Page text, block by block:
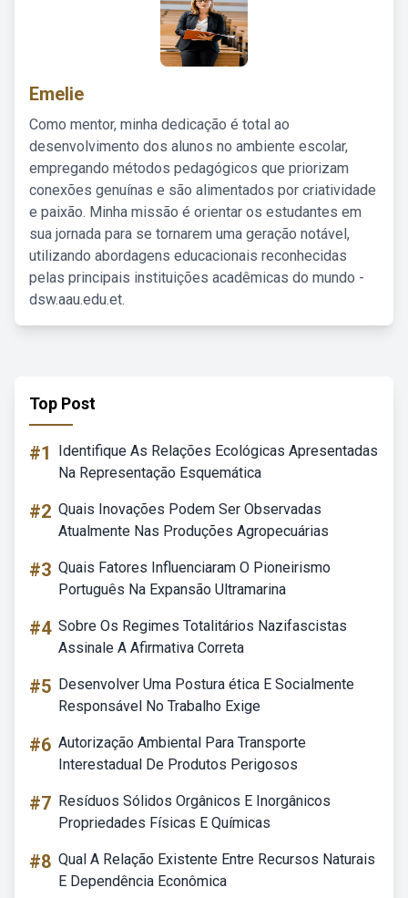
Emelie
Como mentor, minha dedicação é total ao
desenvolvimento dos alunos no ambiente escolar,
empregando métodos pedagógicos que priorizam
conexões genuínas e são alimentados por criatividade
e paixão. Minha missão é orientar os estudantes em
sua jornada para se tornarem uma geração notável,
utilizando abordagens educacionais reconhecidas
pelas principais instituições acadêmicas do mundo -
dsw.aau.edu.et.
Top Post
#1
Identifique As Relações Ecológicas Apresentadas
Na Representação Esquemática
#2 Quais Inovações Podem Ser Observadas
Atualmente Nas Produções Agropecuárias
#3 Quais Fatores Influenciaram O Pioneirismo
Português Na Expansão Ultramarina
#4 Sobre Os Regimes Totalitários Nazifascistas
Assinale A Afirmativa Correta
#5 Desenvolver Uma Postura ética E Socialmente
Responsável No Trabalho Exige
#6 Autorização Ambiental Para Transporte
Interestadual De Produtos Perigosos
#7 Resíduos Sólidos Orgânicos E Inorgânicos
Propriedades Físicas E Químicas
#8 Qual A Relação Existente Entre Recursos Naturais
E Dependência Econômica